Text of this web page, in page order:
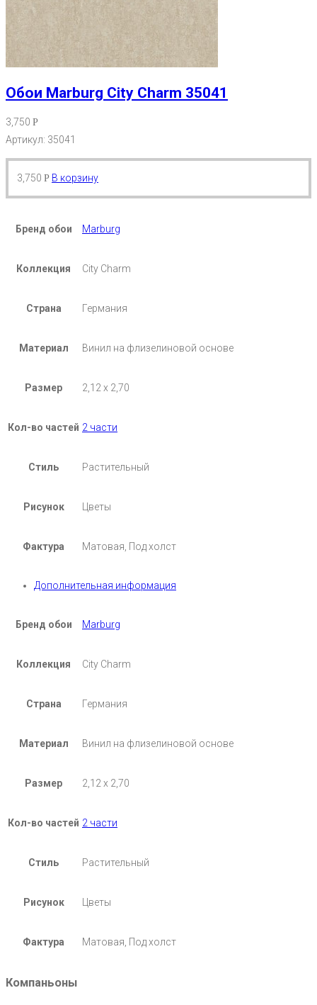
Обои Marburg City Charm 35041
3,750 Р
Артикул: 35041
3,750 Р В корзину
Бренд обои Marburg
Коллекция City Charm
Страна Германия
Материал Винил на флизелиновой основе
Размер 2,12 x 2,70
Кол-во частей 2 части
Стиль Растительный
Рисунок Цветы
Фактура Матовая, Под холст
Дополнительная информация
Бренд обои Marburg
Коллекция City Charm
Страна Германия
Материал Винил на флизелиновой основе
Размер 2,12 x 2,70
Кол-во частей 2 части
Стиль Растительный
Рисунок Цветы
Фактура Матовая, Под холст
Компаньоны